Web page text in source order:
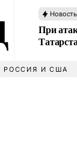
При
РОССИЯ И США